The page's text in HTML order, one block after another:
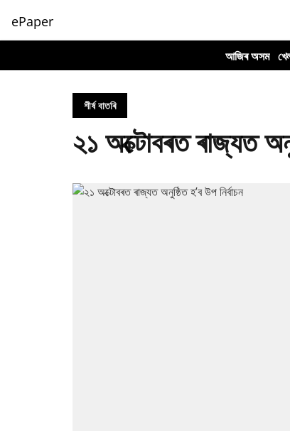
ePaper
আজিৰ অসম
শীৰ্ষ বাতৰি
২১ অক্টোবৰত ৰাজ্যত